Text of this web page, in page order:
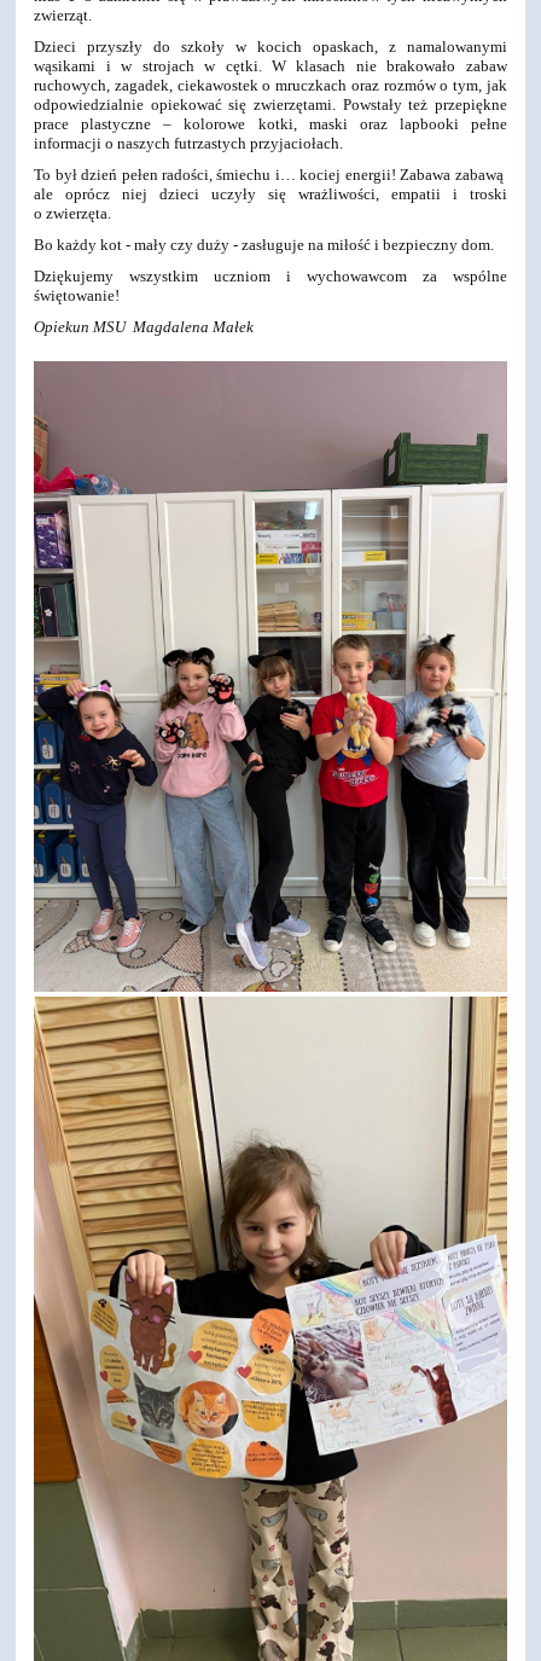
zwierząt.
Dzieci przyszły do szkoły w kocich opaskach, z namalowanymi
wąsikami i w strojach w cętki. W klasach nie brakowało zabaw
ruchowych, zagadek, ciekawostek o mruczkach oraz rozmów o tym, jak
odpowiedzialnie opiekować się zwierzętami. Powstały też przepiękne
prace plastyczne – kolorowe kotki, maski oraz lapbooki pełne
informacji o naszych futrzastych przyjaciołach.
To był dzień pełen radości, śmiechu i… kociej energii! Zabawa zabawą
ale oprócz niej dzieci uczyły się wrażliwości, empatii i troski
o zwierzęta.
Bo każdy kot - mały czy duży - zasługuje na miłość i bezpieczny dom.
Dziękujemy wszystkim uczniom i wychowawcom za wspólne
świętowanie!
Opiekun MSU Magdalena Małek